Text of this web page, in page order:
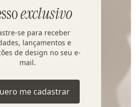
exclusivo
se para receber
lançamentos e
de design no seu e-
mail.
me cadastrar